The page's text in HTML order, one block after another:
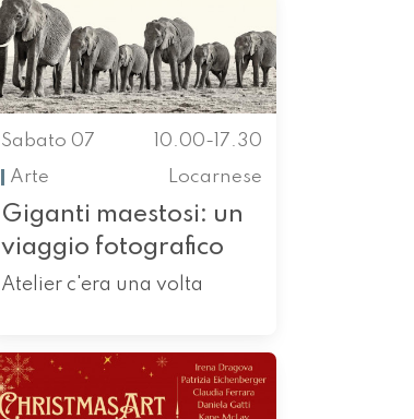
Sabato 07
10.00-17.30
Arte
Locarnese
Giganti maestosi: un
viaggio fotografico
Atelier c'era una volta